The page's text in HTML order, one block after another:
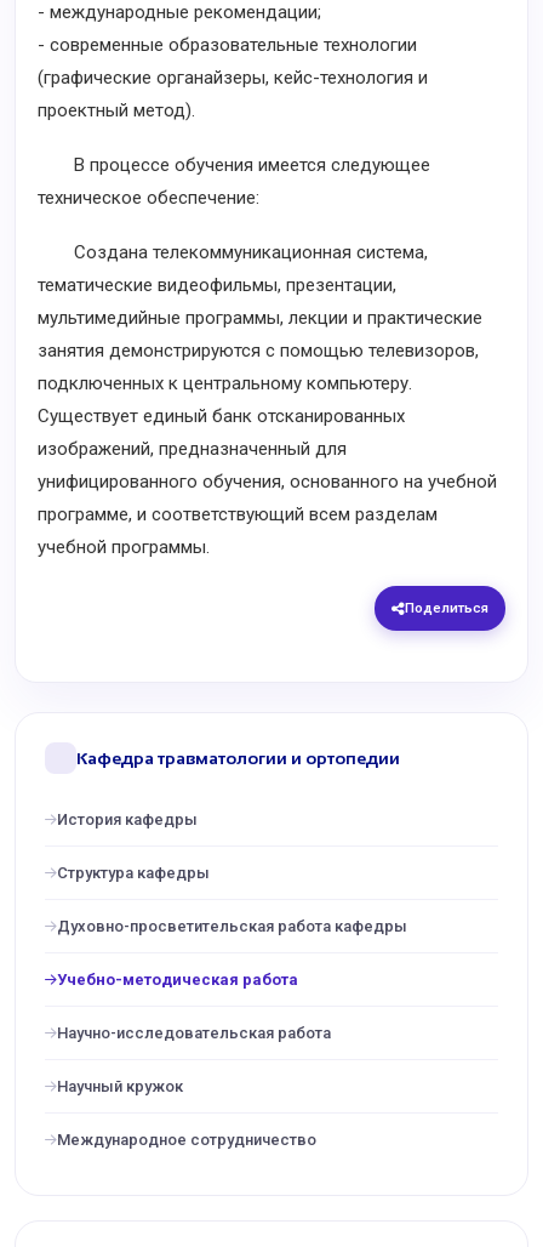
- международные рекомендации;
- современные образовательные технологии
(графические органайзеры, кейс-технология и
проектный метод).
В процессе обучения имеется следующее
техническое обеспечение:
Создана телекоммуникационная система,
тематические видеофильмы, презентации,
мультимедийные программы, лекции и практические
занятия демонстрируются с помощью телевизоров,
подключенных к центральному компьютеру.
Существует единый банк отсканированных
изображений, предназначенный для
унифицированного обучения, основанного на учебной
программе, и соответствующий всем разделам
учебной программы.
Поделиться
Кафедра травматологии и ортопедии
История кафедры
Структура кафедры
Духовно-просветительская работа кафедры
Учебно-методическая работа
Научно-исследовательская работа
Научный кружок
Международное сотрудничество